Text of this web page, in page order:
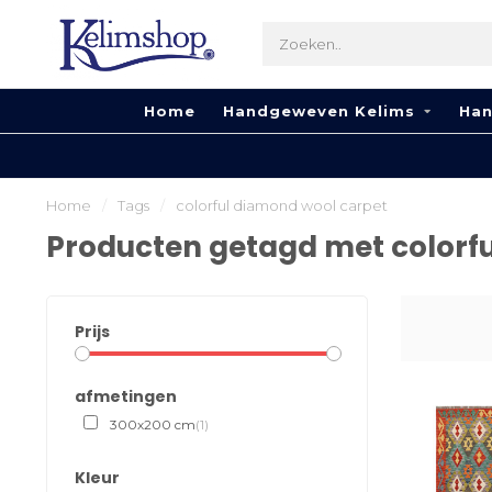
Home Handgeweven Kelims
Home Tags colorful diamond wool carpet
Producten getagd met
Prijs
afmetingen
300x200 cm(1)
Kleur